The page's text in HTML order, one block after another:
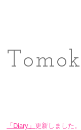
「Diary」 更新しました。